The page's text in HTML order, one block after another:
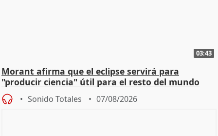
03:43
Morant afirma que el eclipse servirá para
"producir ciencia" útil para el resto del mundo
Sonido Totales 07/08/2026